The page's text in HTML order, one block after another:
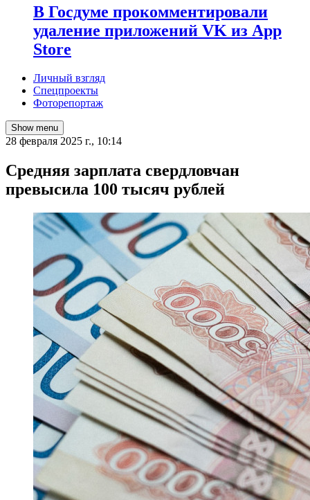
В Госдуме прокомментировали
удаление приложений VK из App
Store
Личный взгляд
Спецпроекты
Фоторепортаж
Show menu
28 февраля 2025 г., 10:14
Средняя зарплата свердловчан
превысила 100 тысяч рублей